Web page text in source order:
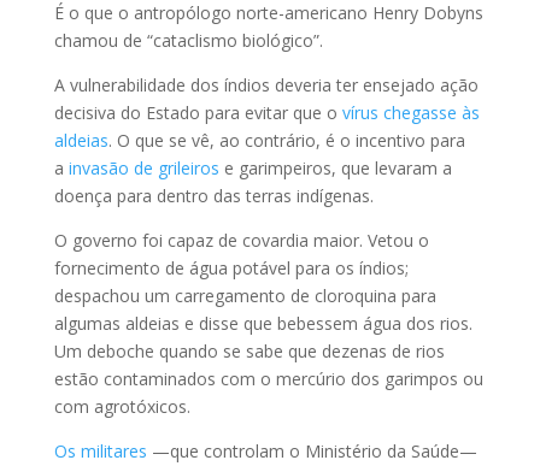
É o que o antropólogo norte-americano Henry Dobyns
chamou de “cataclismo biológico”.
A vulnerabilidade dos índios deveria ter ensejado ação
decisiva do Estado para evitar que o vírus chegasse às
aldeias. O que se vê, ao contrário, é o incentivo para
a invasão de grileiros e garimpeiros, que levaram a
doença para dentro das terras indígenas.
O governo foi capaz de covardia maior. Vetou o
fornecimento de água potável para os índios;
despachou um carregamento de cloroquina para
algumas aldeias e disse que bebessem água dos rios.
Um deboche quando se sabe que dezenas de rios
estão contaminados com o mercúrio dos garimpos ou
com agrotóxicos.
Os militares —que controlam o Ministério da Saúde—